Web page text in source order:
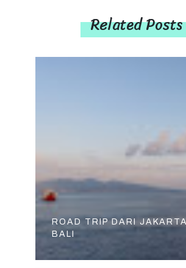
Related Posts
ROAD TRIP DARI
BALI